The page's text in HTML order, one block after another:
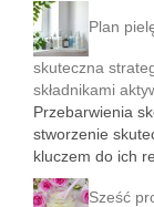
Plan
skuteczna
składnikami
Przebarwienia
stworzenie
kluczem do ich
Sześć